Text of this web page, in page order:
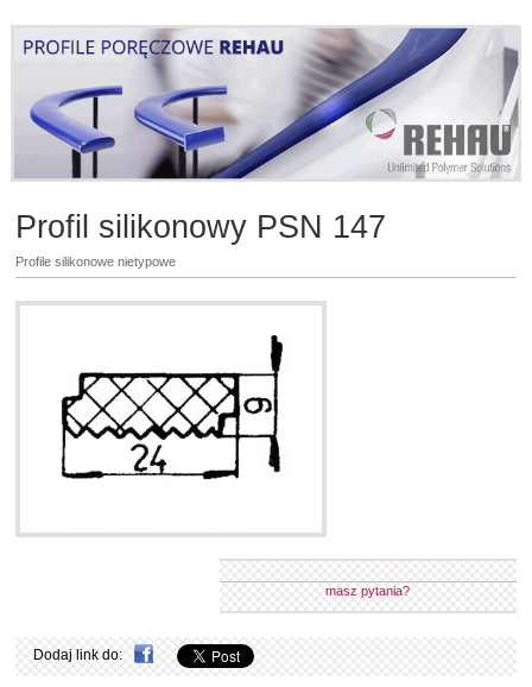
Profil silikonowy PSN 147
Profile silikonowe nietypowe
masz pytania?
Dodaj link do: